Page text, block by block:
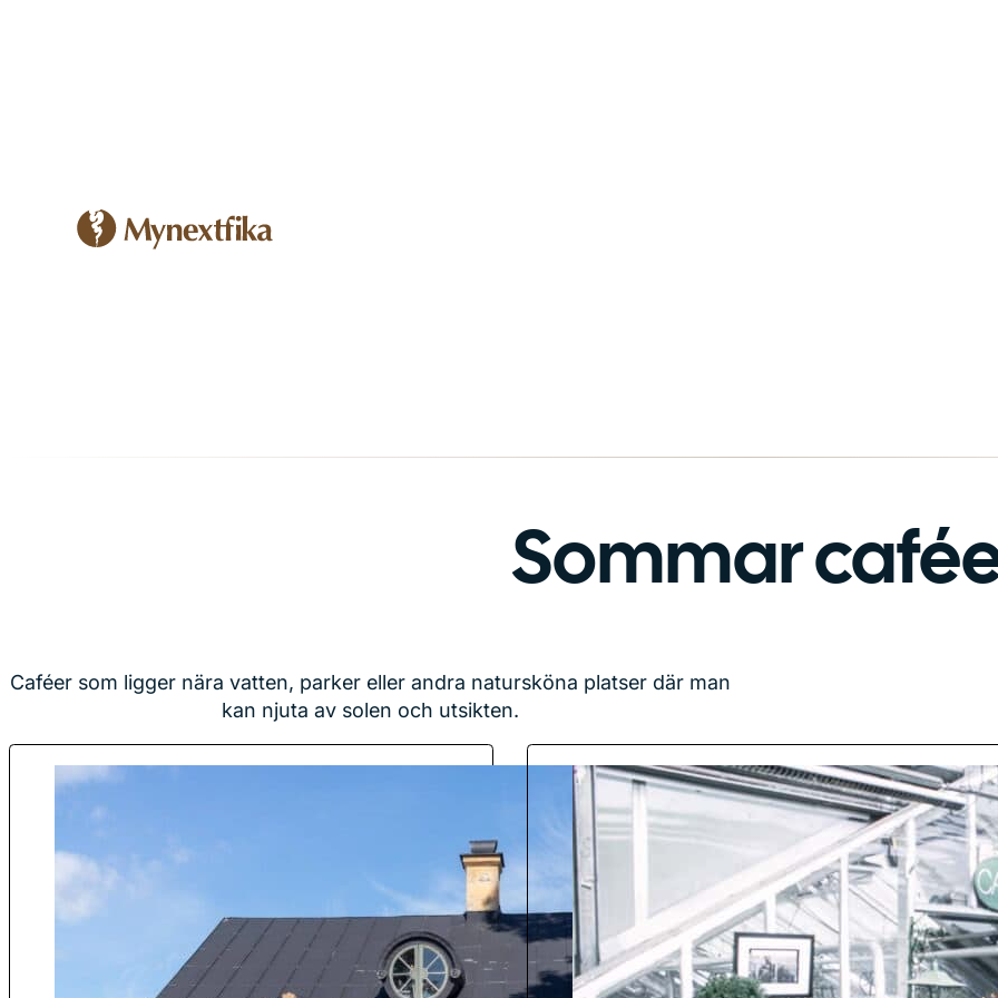
Sommar
Caféer som ligger nära vatten, parker eller andra natursköna platser där man
kan njuta av solen och utsikten.